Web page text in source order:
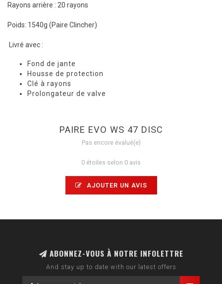
Rayons arrière : 20 rayons
Poids: 1540g (Paire Clincher)
Livré avec :
Fond de jante
Housse de protection
Clé à rayons
Prolongateur de valve
PAIRE EVO WS 47 DISC
Pas encore évalué(e)
0 étoiles selon 0 avis
AJOUTER UN AVIS
ABONNEZ-VOUS À NOTRE INFOLETTRE
And stay up to date with our latest offers